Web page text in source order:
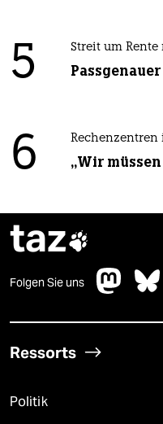
5 Streit um Rente
6 Rechenzentren
„Wir
taz
Folgen Sie uns
Ressorts
Politik